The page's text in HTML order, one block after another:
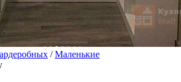
/Маленькие